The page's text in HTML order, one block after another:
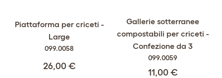
Piattaforma per criceti -
Large
099.0058
26,00 €
Gallerie sotterranee
compostabili per criceti -
Confezione da 3
099.0059
11,00 €